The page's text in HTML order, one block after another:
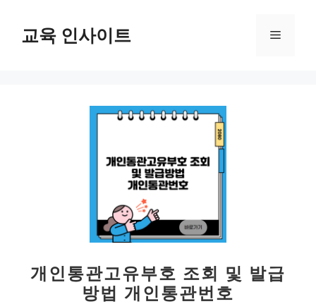
교육 인사이트 메
개인통관고유부호 조회 및 발급
방법 개인통관번호